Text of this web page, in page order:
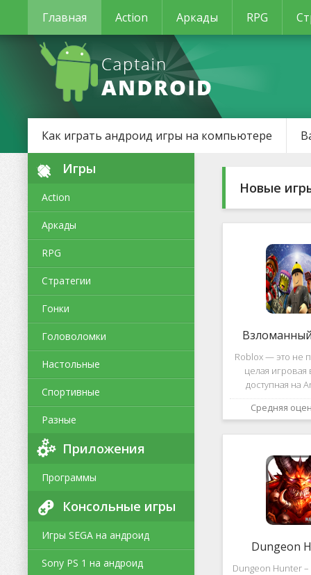
Главная Action Аркады RPG
Как играть андроид игры на компьютере
Игры
Action
Аркады
RPG
Стратегии
Гонки
Головоломки
Настольные
Спортивные
Разные
Приложения
Программы
Консольные игры
Игры SEGA на андроид
Sony PS 1 на андроид
Новые
Roblox — это не
целая игровая
доступная на
уникальная
позволяет не
и сценарии,
Средняя
Dungeon
Dungeon Hunter –